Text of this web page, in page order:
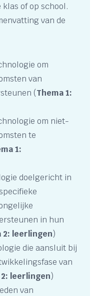
of op school.
van de
om
van
(Thema 1:
om niet-
te
1:
doelgericht in
in hun
2: leerlingen)
die aansluit bij
van
leerlingen)
van